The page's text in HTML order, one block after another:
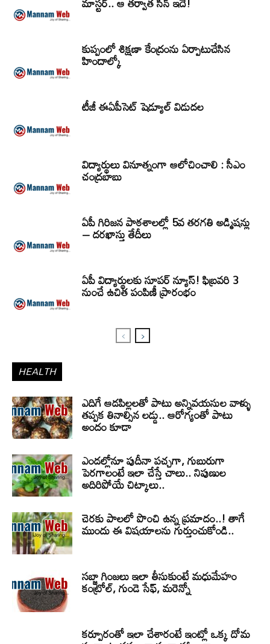
కుప్పంలో శిక్షణా కేంద్రంను ఏర్పాటుచేసిన
హిందాల్కో
టీజీ ఈఏపీసెట్‌ షెడ్యూల్‌ విడుదల
విద్యార్థులు వినూత్నంగా ఆలోచించాలి : సీఎం
చంద్రబాబు
ఏపీ గిరిజన పాఠశాలల్లో 5వ తరగతి అడ్మిషన్లు
– దరఖాస్తు తేదీలు
ఏపీ విద్యార్థులకు సూపర్ న్యూస్! ఫిబ్రవరి 3
నుంచే ఉచిత పంపిణీ ప్రారంభం
HEALTH
ఎదిగే ఆడపిల్లలతో పాటు అన్నివయసుల వాళ్ళు
తప్పక తినాల్సిన లడ్డు.. ఆరోగ్యంతో పాటు
అందం కూడా
ఎండల్లోనూ పుదీనా పచ్చగా, గుబురుగా
పెరగాలంటే ఇలా చేస్తే చాలు.. నిపుణుల
అదిరిపోయే చిట్కాలు..
చెరకు పాలలో పొంచి ఉన్న ప్రమాదం..! తాగే
ముందు ఈ విషయాలను గుర్తుంచుకోండి..
సబ్జా గింజలు ఇలా తీసుకుంటే మధుమేహం
కంట్రోల్, గుండె సేఫ్, మరెన్నో
కర్పూరంతో ఇలా చేశారంటే ఇంట్లో ఒక్క దోమ